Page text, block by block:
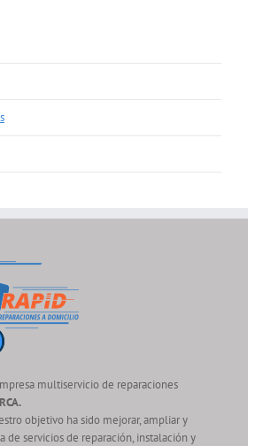
multiservicio de reparaciones
objetivo ha sido mejorar, ampliar y
de servicios de reparación, instalación y